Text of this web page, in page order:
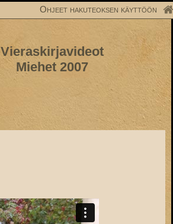
Ohjeet hakuteoksen käyttöön
Vieraskirjavideot
Miehet 2007